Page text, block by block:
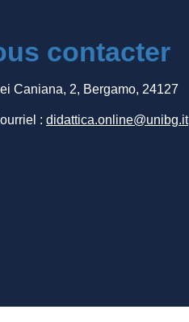
contacter
Caniana, 2, Bergamo, 24127
: didattica.online@unibg.it